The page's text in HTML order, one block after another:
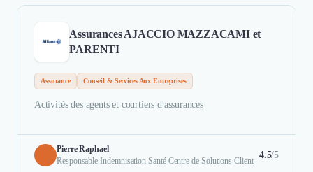
Assurances AJACCIO MAZZACAMI et
PARENTI
Assurance Conseil & Services Aux Entreprises
Activités des agents et courtiers d'assurances
Pierre Raphael
Responsable Indemnisation Santé Centre de Solutions Client
4.5/5